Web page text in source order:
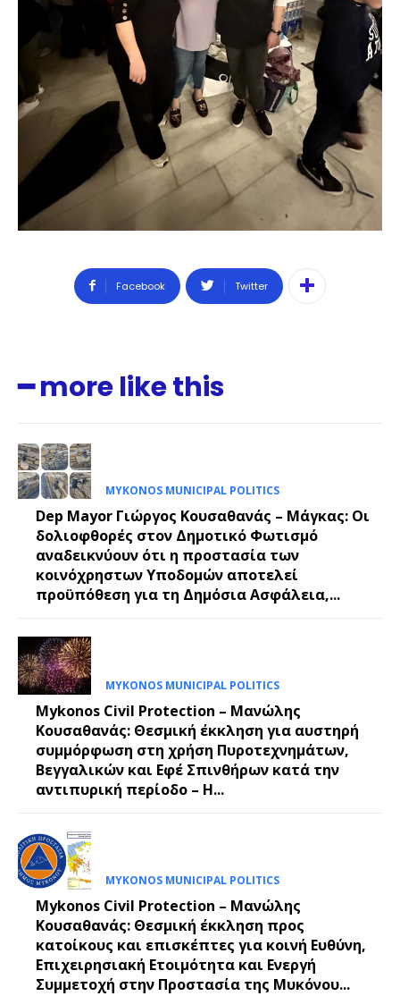
Facebook Twitter
━ more like this
MYKONOS MUNICIPAL POLITICS
Dep Mayor Γιώργος Κουσαθανάς – Μάγκας: Οι
δολιοφθορές στον Δημοτικό Φωτισμό
αναδεικνύουν ότι η προστασία των
κοινόχρηστων Υποδομών αποτελεί
προϋπόθεση για τη Δημόσια Ασφάλεια,...
MYKONOS MUNICIPAL POLITICS
Mykonos Civil Protection – Μανώλης
Κουσαθανάς: Θεσμική έκκληση για αυστηρή
συμμόρφωση στη χρήση Πυροτεχνημάτων,
Βεγγαλικών και Εφέ Σπινθήρων κατά την
αντιπυρική περίοδο – Η...
MYKONOS MUNICIPAL POLITICS
Mykonos Civil Protection – Μανώλης
Κουσαθανάς: Θεσμική έκκληση προς
κατοίκους και επισκέπτες για κοινή Ευθύνη,
Επιχειρησιακή Ετοιμότητα και Ενεργή
Συμμετοχή στην Προστασία της Μυκόνου...